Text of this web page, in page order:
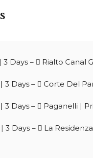
3 Days – Rialto Canal
3 Days – Corte Del
3 Days – Paganelli |
3 Days – La